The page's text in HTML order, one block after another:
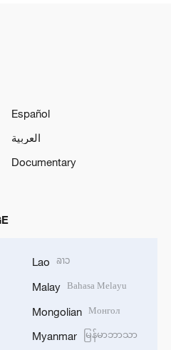
Español
العربية
Documentary
Lao ລາວ
Malay Bahasa Melayu
Mongolian Монгол
Myanmar မြန်မာဘာသာ